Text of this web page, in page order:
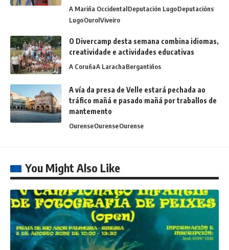
A Mariña OccidentalDeputación LugoDeputacións
LugoOurolViveiro
O Divercamp desta semana combina idiomas,
creatividade e actividades educativas
A CoruñaA LarachaBergantiños
A vía da presa de Velle estará pechada ao
tráfico mañá e pasado mañá por traballos de
mantemento
OurenseOurenseOurense
You Might Also Like